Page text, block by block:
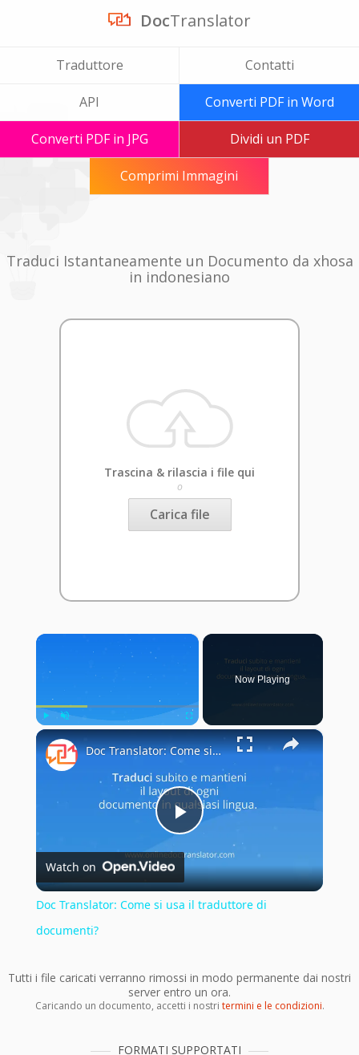
DocTranslator
Traduttore Contatti
API Converti PDF in Word
Converti PDF in JPG Dividi un PDF
Comprimi Immagini
Traduci Istantaneamente un Documento da xhosa
in indonesiano
Trascina & rilascia i file qui
o
Carica file
×
Play Unmute Fullscreen
Now Playing
×
Play
Video
Doc Translator: Come si usa il traduttore di documenti?
Watch on
Doc Translator: Come si usa il traduttore di
documenti?
Tutti i file caricati verranno rimossi in modo permanente dai nostri
server entro un ora.
Caricando un documento, accetti i nostri termini e le condizioni.
FORMATI SUPPORTATI